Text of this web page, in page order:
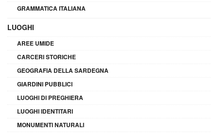
GRAMMATICA ITALIANA
LUOGHI
AREE UMIDE
CARCERI STORICHE
GEOGRAFIA DELLA SARDEGNA
GIARDINI PUBBLICI
LUOGHI DI PREGHIERA
LUOGHI IDENTITARI
MONUMENTI NATURALI